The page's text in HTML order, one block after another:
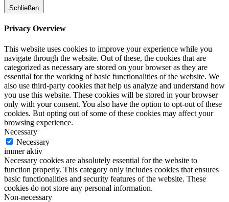
Schließen
Privacy Overview
This website uses cookies to improve your experience while you
navigate through the website. Out of these, the cookies that are
categorized as necessary are stored on your browser as they are
essential for the working of basic functionalities of the website. We
also use third-party cookies that help us analyze and understand how
you use this website. These cookies will be stored in your browser
only with your consent. You also have the option to opt-out of these
cookies. But opting out of some of these cookies may affect your
browsing experience.
Necessary
Necessary
immer aktiv
Necessary cookies are absolutely essential for the website to
function properly. This category only includes cookies that ensures
basic functionalities and security features of the website. These
cookies do not store any personal information.
Non-necessary